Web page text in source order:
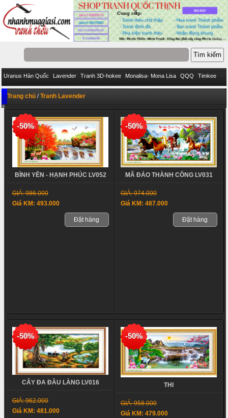
Uranus Hàn Quốc Lavender Tranh 3D-hokee Monalisa- Mona Lisa QQQ Timkee
Eva IStitich VENUS Pinkoo DieLianHua Ailuo Bách Hợp
Trang chủ /Tranh Lavender
-50%
BÌNH YÊN - HẠNH PHÚC LV052
GIÁ: 986.000
Giá KM: 493.000
Đặt hàng
-50%
MÃ ĐÁO THÀNH CÔNG LV031
GIÁ: 974.000
Giá KM: 487.000
Đặt hàng
-50%
CÂY ĐA ĐẦU LÀNG LV016
GIÁ: 962.000
Giá KM: 481.000
-50%
THI
GIÁ: 958.000
Giá KM: 479.000